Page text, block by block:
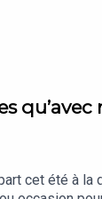
cet été à